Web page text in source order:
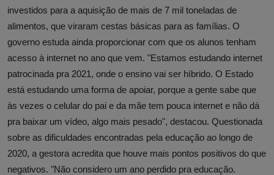
investidos para a aquisição de mais de 7 mil toneladas de
alimentos, que viraram cestas básicas para as famílias. O
governo estuda ainda proporcionar com que os alunos tenham
acesso à internet no ano que vem. "Estamos estudando internet
patrocinada pra 2021, onde o ensino vai ser híbrido. O Estado
está estudando uma forma de apoiar, porque a gente sabe que
às vezes o celular do pai e da mãe tem pouca internet e não dá
pra baixar um vídeo, algo mais pesado", destacou. Questionada
sobre as dificuldades encontradas pela educação ao longo de
2020, a gestora acredita que houve mais pontos positivos do que
negativos. "Não considero um ano perdido pra educação.